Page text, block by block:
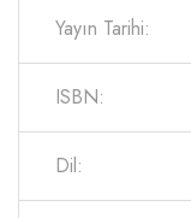
Yayın Tarihi:
ISBN:
Dil: